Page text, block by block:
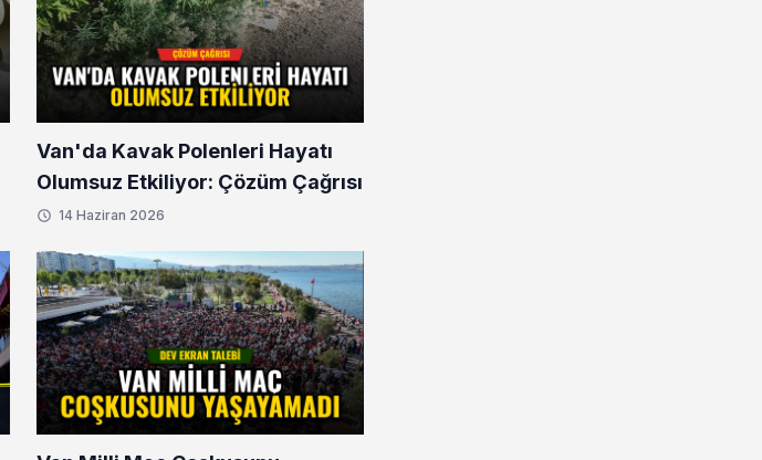
Van'da Kavak Polenleri Hayatı
Olumsuz Etkiliyor: Çözüm Çağrısı
14 Haziran 2026